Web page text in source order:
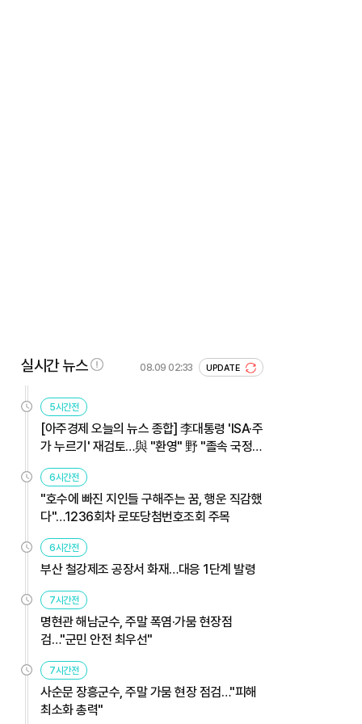
실시간 뉴스 08.09 02:33 UPDATE
5시간전
[아주경제 오늘의 뉴스 종합] 李대통령 'ISA·주
가 누르기' 재검토…與 "환영" 野 "졸속 국정"
外
6시간전
"호수에 빠진 지인들 구해주는 꿈, 행운 직감했
다"…1236회차 로또당첨번호조회 주목
6시간전
부산 철강제조 공장서 화재…대응 1단계 발령
7시간전
명현관 해남군수, 주말 폭염·가뭄 현장점
검…"군민 안전 최우선"
7시간전
사순문 장흥군수, 주말 가뭄 현장 점검…"피해
최소화 총력"